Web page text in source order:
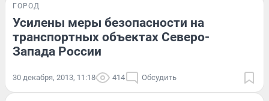
ГОРОД
Усилены меры безопасности на
транспортных объектах Северо-
Запада России
30 декабря, 2013, 11:18 414 Обсудить